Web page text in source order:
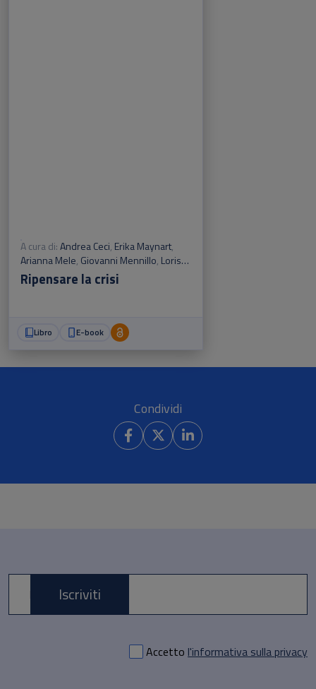
A cura di:Andrea Ceci, Erika Maynart,
Arianna Mele, Giovanni Mennillo, Loris
Motta,Paride Parravano
Andrea Sortino
Ripensare la crisi
Libro E-book
Condividi
E-mail *
Accetto l'informativa sulla privacy
Iscriviti